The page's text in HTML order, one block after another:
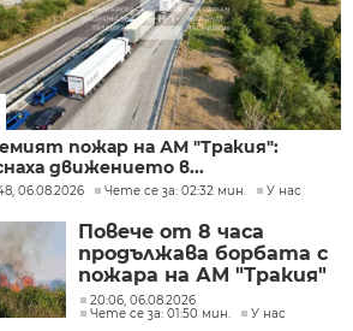
пожар на АМ "Тракия":
движението в...
06.08.2026 Чете се за: 02:32 мин. У нас
Повече от 8 часа
продължава борбата с
пожара на АМ "Тракия"
при отбивката към
Велинград
20:06, 06.08.2026
Чете се за: 01:50 мин.
У нас